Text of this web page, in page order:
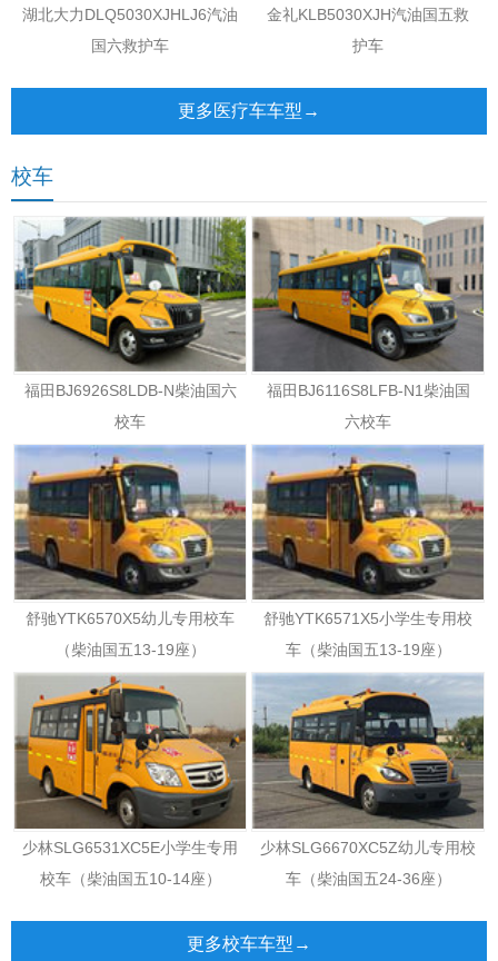
湖北大力DLQ5030XJHLJ6汽油
国六救护车
金礼KLB5030XJH汽油国五救
护车
更多医疗车车型→
校车
福田BJ6926S8LDB-N柴油国六
校车
福田BJ6116S8LFB-N1柴油国
六校车
舒驰YTK6570X5幼儿专用校车
（柴油国五13-19座）
舒驰YTK6571X5小学生专用校
车（柴油国五13-19座）
少林SLG6531XC5E小学生专用
校车（柴油国五10-14座）
少林SLG6670XC5Z幼儿专用校
车（柴油国五24-36座）
更多校车车型→